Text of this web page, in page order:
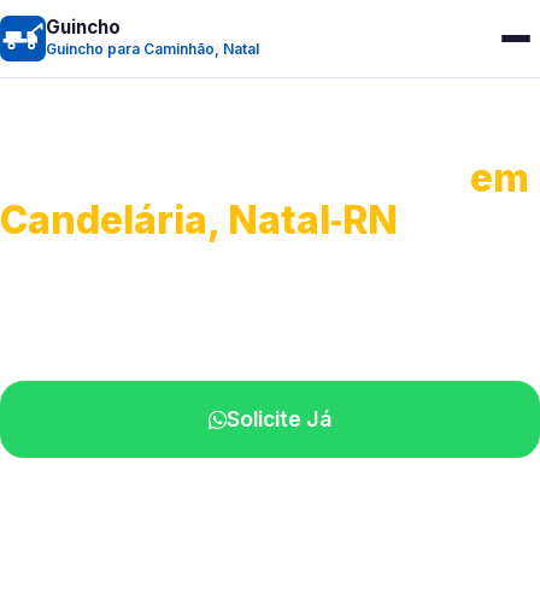
Guincho
Guincho para Caminhão, Natal
em
Candelária, Natal‑RN
Solicite Já